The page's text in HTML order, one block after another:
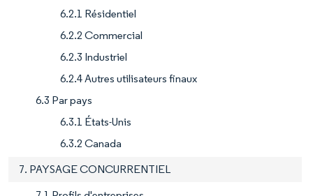
6.2.1 Résidentiel
6.2.2 Commercial
6.2.3 Industriel
6.2.4 Autres utilisateurs finaux
6.3 Par pays
6.3.1 États-Unis
6.3.2 Canada
7. PAYSAGE CONCURRENTIEL